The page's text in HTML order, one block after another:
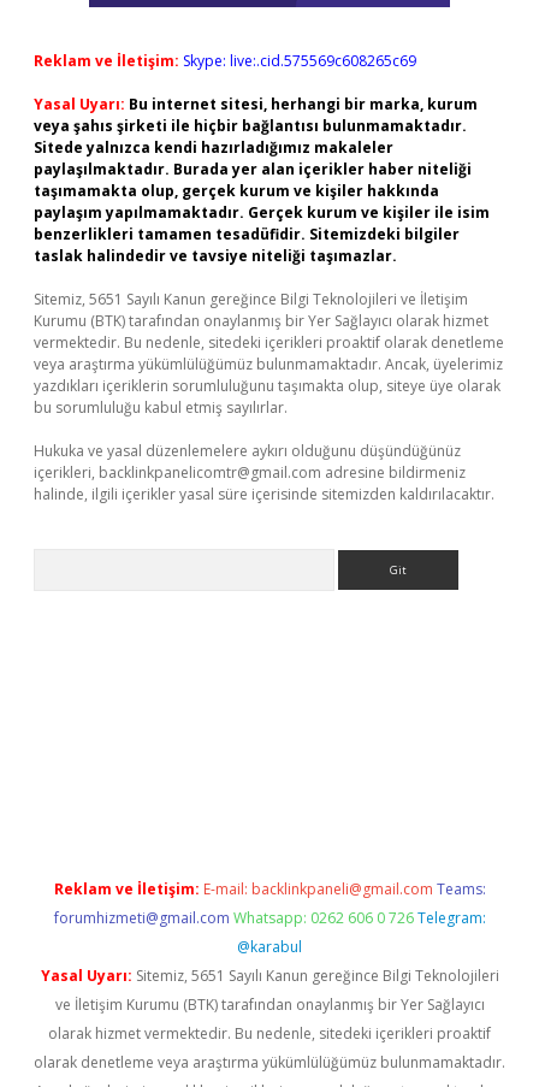
Reklam ve İletişim: Skype: live:.cid.575569c608265c69
Yasal Uyarı: Bu internet sitesi, herhangi bir marka, kurum
veya şahıs şirketi ile hiçbir bağlantısı bulunmamaktadır.
Sitede yalnızca kendi hazırladığımız makaleler
paylaşılmaktadır. Burada yer alan içerikler haber niteliği
taşımamakta olup, gerçek kurum ve kişiler hakkında
paylaşım yapılmamaktadır. Gerçek kurum ve kişiler ile isim
benzerlikleri tamamen tesadüfidir. Sitemizdeki bilgiler
taslak halindedir ve tavsiye niteliği taşımazlar.
Sitemiz, 5651 Sayılı Kanun gereğince Bilgi Teknolojileri ve İletişim
Kurumu (BTK) tarafından onaylanmış bir Yer Sağlayıcı olarak hizmet
vermektedir. Bu nedenle, sitedeki içerikleri proaktif olarak denetleme
veya araştırma yükümlülüğümüz bulunmamaktadır. Ancak, üyelerimiz
yazdıkları içeriklerin sorumluluğunu taşımakta olup, siteye üye olarak
bu sorumluluğu kabul etmiş sayılırlar.
Hukuka ve yasal düzenlemelere aykırı olduğunu düşündüğünüz
içerikleri, backlinkpanelicomtr@gmail.com adresine bildirmeniz
halinde, ilgili içerikler yasal süre içerisinde sitemizden kaldırılacaktır.
Reklam ve İletişim: E-mail: backlinkpaneli@gmail.com Teams:
forumhizmeti@gmail.com Whatsapp: 0262 606 0 726 Telegram:
@karabul
Yasal Uyarı: Sitemiz, 5651 Sayılı Kanun gereğince Bilgi Teknolojileri
ve İletişim Kurumu (BTK) tarafından onaylanmış bir Yer Sağlayıcı
olarak hizmet vermektedir. Bu nedenle, sitedeki içerikleri proaktif
olarak denetleme veya araştırma yükümlülüğümüz bulunmamaktadır.